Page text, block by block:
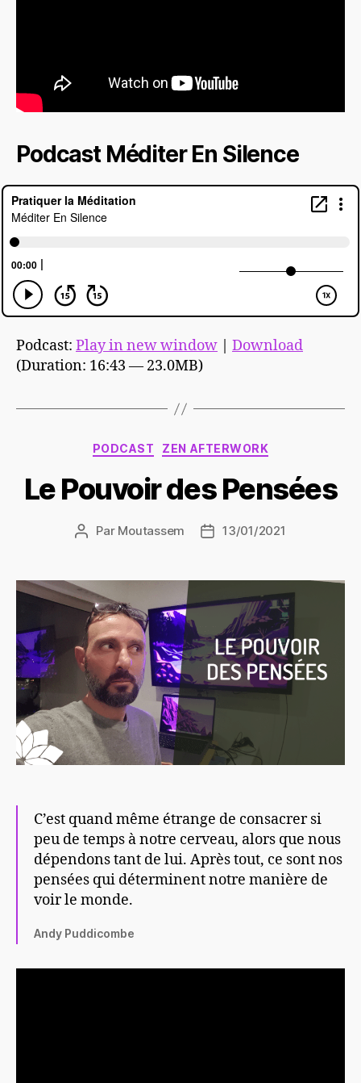
Podcast Méditer En Silence
Podcast: Play in new window
Download
(Duration: 16:43 — 23.0MB)
Catégories
PODCAST ZEN AFTERWORK
Le Pouvoir des Pensées
Auteur
Par Moutassem
Date13/01/2021
C’est quand même étrange de consacrer si
peu de temps à notre cerveau, alors que nous
dépendons tant de lui. Après tout, ce sont nos
pensées qui déterminent notre manière de
voir le monde.
Andy Puddicombe